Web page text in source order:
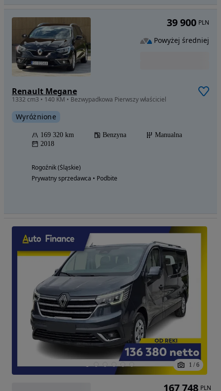
Renault Megane
1332 cm3 • 140 KM • Bezwypadkowa Pierwszy właściciel
Wyróżnione
169 320 km Benzyna
Manualna
2018
Rogoźnik (Śląskie)
Prywatny sprzedawca • Podbite
39 900 PLN
Powyżej średniej
1 / 6
167 748 PLN